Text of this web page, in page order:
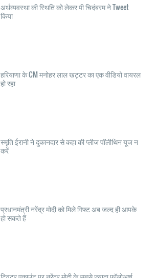
अर्थव्यवस्था की स्थिति को लेकर पी चिदंबरम ने Tweet
किया
हरियाणा के CM मनोहर लाल खट्टर का एक वीडियो वायरल
हो रहा
स्मृति ईरानी ने दुकानदार से कहा की प्लीज पॉलीथिन यूज न
करें
प्रधानमंत्री नरेंद्र मोदी को मिले गिफ्ट अब जल्द ही आपके
हो सकते हैं